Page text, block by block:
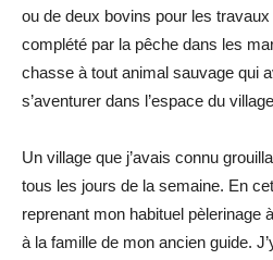
ou de deux bovins pour les
complété par la pêche dans les
chasse à tout animal sauvage qui
s’aventurer dans l’espace du
Un village que j’avais connu
tous les jours de la semaine. En
reprenant mon habituel pèlerinage
à la famille de mon ancien guide.